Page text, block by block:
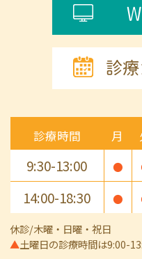
診
診療時間 月
9:30-13:00 ●
14:00-18:30 ●
休診/木曜・日曜・祝日
▲土曜日の診療時間は9:00-